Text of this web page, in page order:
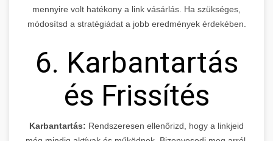
mennyire volt hatékony a link vásárlás. Ha szükséges,
módosítsd a stratégiádat a jobb eredmények érdekében.
6. Karbantartás
és Frissítés
Karbantartás: Rendszeresen ellenőrizd, hogy a linkjeid